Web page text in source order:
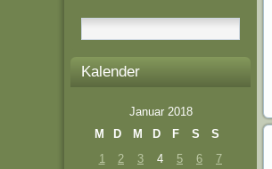
Kalender
Januar 2018
M
D M D F S
S
1
2 3 4 5 6
7